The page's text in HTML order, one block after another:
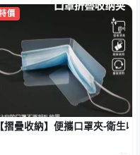
傘包包補丁
價
【摺疊收納】便攜口罩夾-衛生收